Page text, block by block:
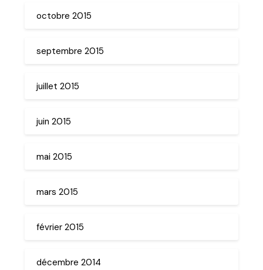
octobre 2015
septembre 2015
juillet 2015
juin 2015
mai 2015
mars 2015
février 2015
décembre 2014